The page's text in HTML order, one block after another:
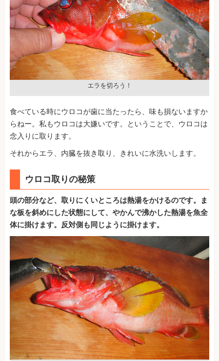
エラを切ろう！
食べている時にウロコが歯に当たったら、味も損ないますか
らねー。私もウロコは大嫌いです。ということで、ウロコは
念入りに取ります。
それからエラ、内臓を抜き取り、きれいに水洗いします。
ウロコ取りの秘策
頭の部分など、取りにくいところは熱湯をかけるのです。ま
な板を斜めにした状態にして、やかんで沸かした熱湯を魚全
体に掛けます。反対側も同じように掛けます。